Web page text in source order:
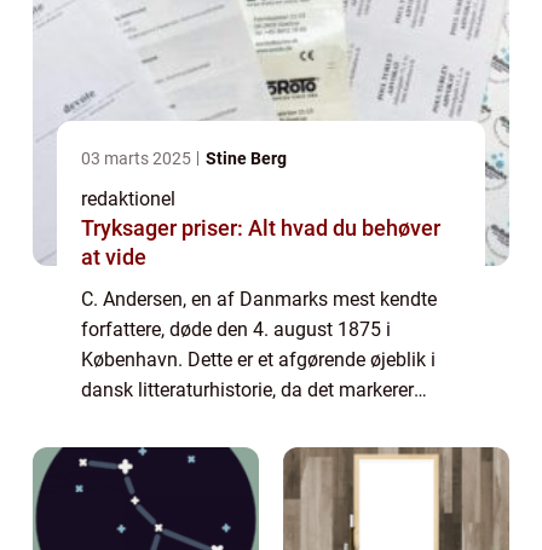
03 marts 2025 Stine Berg
redaktionel
Tryksager priser: Alt hvad du behøver
at vide
C. Andersen, en af Danmarks mest kendte
forfattere, døde den 4. august 1875 i
København. Dette er et afgørende øjeblik i
dansk litteraturhistorie, da det markerer
fortællinger og en epoke defineret af even...